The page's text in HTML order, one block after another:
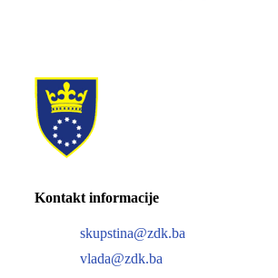
Kontakt informacije
skupstina@zdk.ba
vlada@zdk.ba